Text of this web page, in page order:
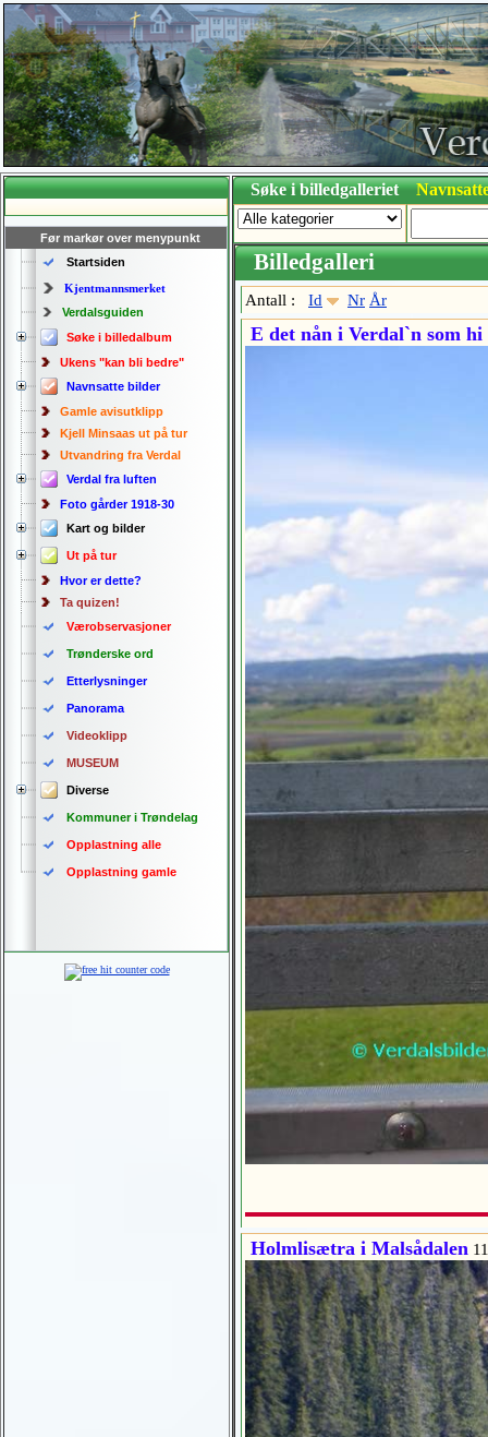
Før markør over menypunkt
Startsiden
Kjentmannsmerket
Verdalsguiden
Søke i billedalbum
Ukens "kan bli bedre"
Navnsatte bilder
Gamle avisutklipp
Kjell Minsaas ut på tur
Utvandring fra Verdal
Verdal fra luften
Foto gårder 1918-30
Kart og bilder
Ut på tur
Hvor er dette?
Ta quizen!
Værobservasjoner
Trønderske ord
Etterlysninger
Panorama
Videoklipp
MUSEUM
Diverse
Kommuner i Trøndelag
Opplastning alle
Opplastning gamle
Søke i billedgalleriet
Billedgalleri
Antall : Id Nr År
E det nån i Verdal`n som hi
Holmlisætra i Malsådalen